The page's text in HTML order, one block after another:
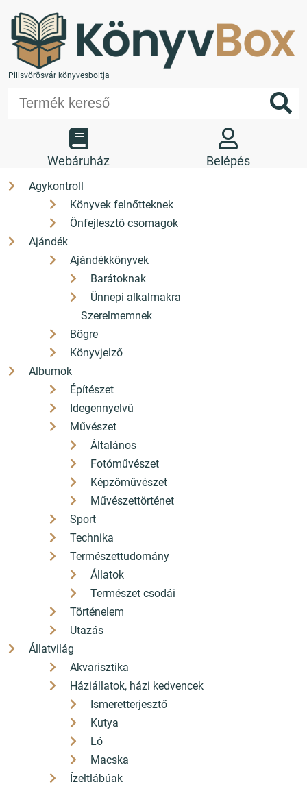
Pilisvörösvár könyvesboltja
Webáruház
Agykontroll
Könyvek felnőtteknek
Önfejlesztő csomagok
Ajándék
Ajándékkönyvek
Barátoknak
Ünnepi alkalmakra
Szerelmemnek
Bögre
Könyvjelző
Albumok
Építészet
Idegennyelvű
Művészet
Általános
Fotóművészet
Képzőművészet
Művészettörténet
Sport
Technika
Természettudomány
Állatok
Természet csodái
Történelem
Utazás
Állatvilág
Akvarisztika
Háziállatok, házi kedvencek
Ismeretterjesztő
Kutya
Ló
Macska
Ízeltlábúak
Belépés
Kedvencek
+36 26 330 308
H-P: 9-17 Sz: 9-12
hello[a]konyvbox.hu
2085 Pilisvörösvár Fő út 82.
Az angyal válaszol - Morgen -
Pirkadat - Üzenetek Dallos
Hanna közvetítésével -
Lejegyezte és
kommentárokkal ellátta
Mallász Git